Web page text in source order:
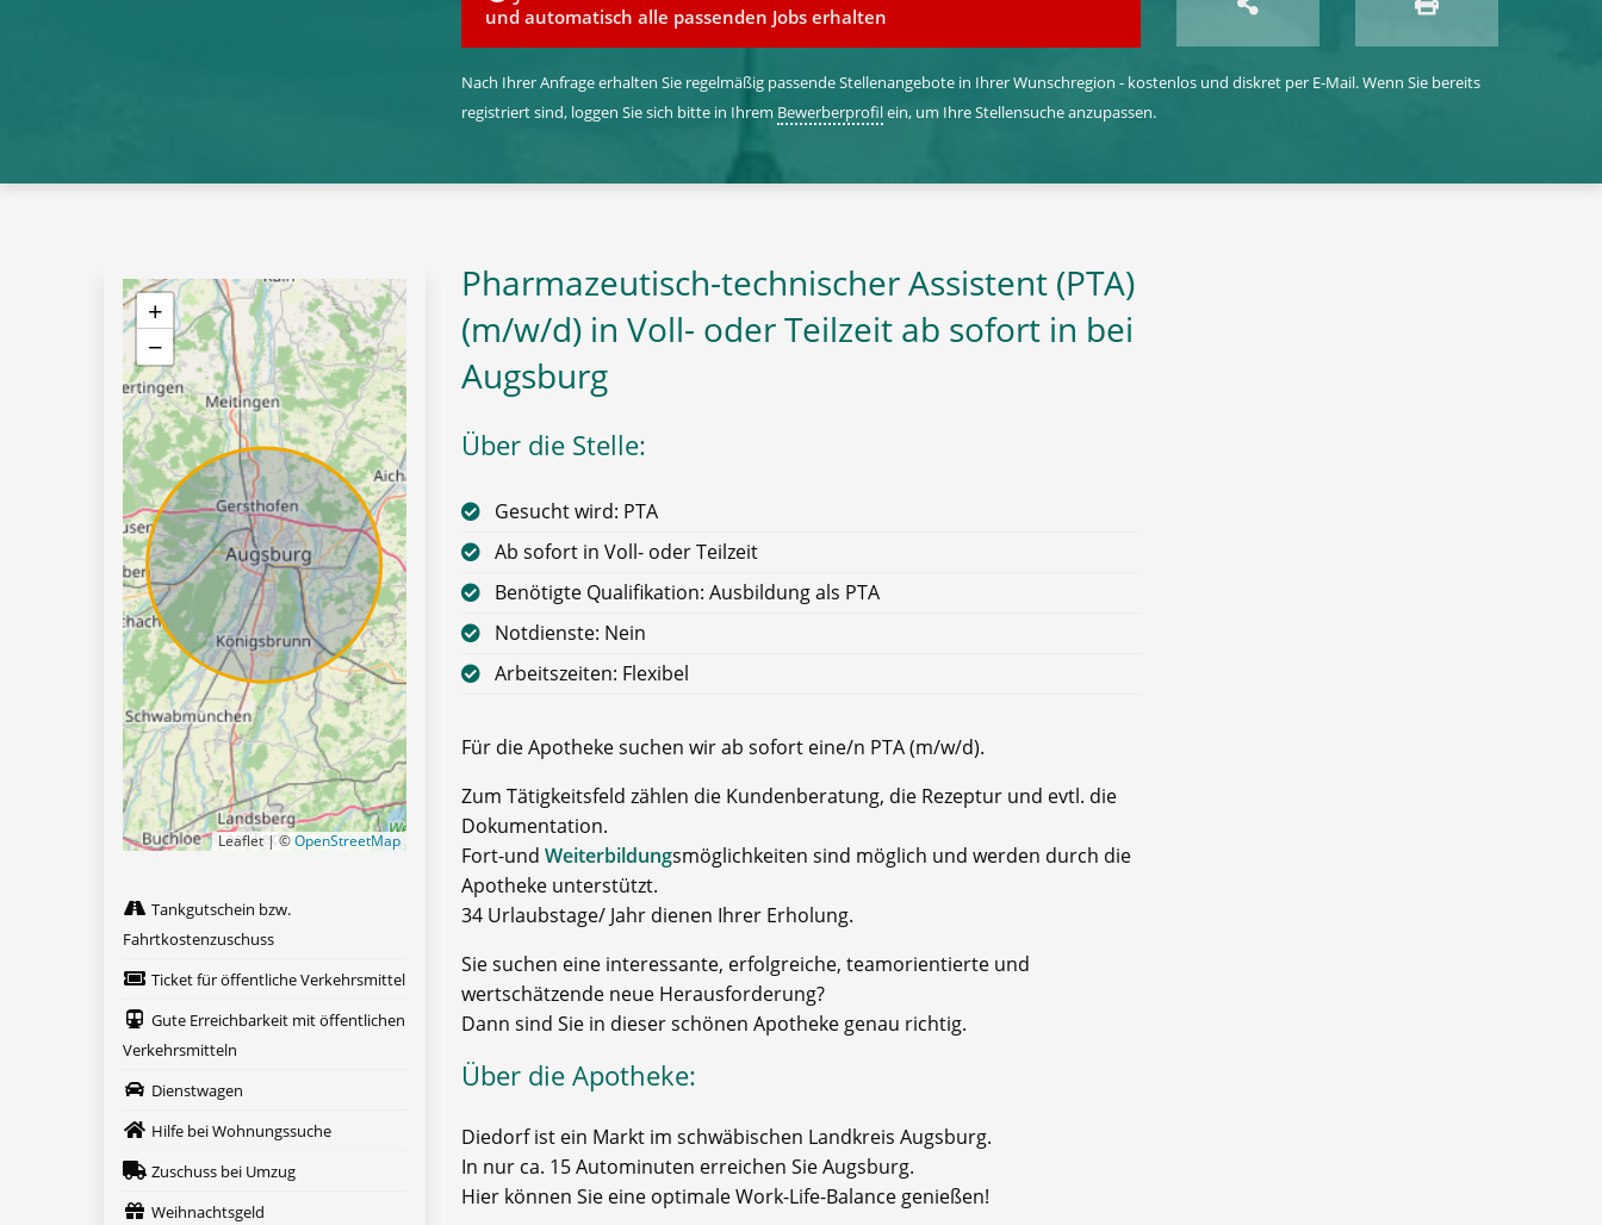
und automatisch alle passenden Jobs erhalten
Nach Ihrer Anfrage erhalten Sie regelmäßig passende Stellenangebote in Ihrer Wunschregion - kostenlos und diskret per E-Mail. Wenn Sie bereits
registriert sind, loggen Sie sich bitte in Ihrem Bewerberprofilein, um Ihre Stellensuche anzupassen.
Pharmazeutisch-technischer Assistent (PTA)
(m/w/d) in Voll- oder Teilzeit ab sofort in bei
Augsburg
Über die Stelle:
Gesucht wird: PTA
Ab sofort in Voll- oder Teilzeit
Benötigte Qualifikation: Ausbildung als PTA
Notdienste: Nein
Arbeitszeiten: Flexibel
Für die Apotheke suchen wir ab sofort eine/n PTA (m/w/d).
Zum Tätigkeitsfeld zählen die Kundenberatung, die Rezeptur und evtl. die
Dokumentation.
Fort-und Weiterbildungsmöglichkeiten sind möglich und werden durch die
Apotheke unterstützt.
34 Urlaubstage/ Jahr dienen Ihrer Erholung.
Sie suchen eine interessante, erfolgreiche, teamorientierte und
wertschätzende neue Herausforderung?
Dann sind Sie in dieser schönen Apotheke genau richtig.
Über die Apotheke:
Diedorf ist ein Markt im schwäbischen Landkreis Augsburg.
In nur ca. 15 Autominuten erreichen Sie Augsburg.
Hier können Sie eine optimale Work-Life-Balance genießen!
+
−
Leaflet | ©OpenStreetMap
Tankgutschein bzw.
Fahrtkostenzuschuss
Ticket für öffentliche Verkehrsmittel
Gute Erreichbarkeit mit öffentlichen
Verkehrsmitteln
Dienstwagen
Hilfe bei Wohnungssuche
Zuschuss bei Umzug
Weihnachtsgeld